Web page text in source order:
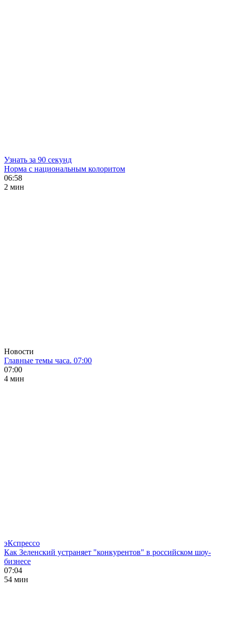
Узнать за 90 секунд
Норма с национальным колоритом
06:58
2 мин
Новости
Главные темы часа. 07:00
07:00
4 мин
эКспрессо
Как Зеленский устраняет "конкурентов" в российском шоу-
бизнесе
07:04
54 мин